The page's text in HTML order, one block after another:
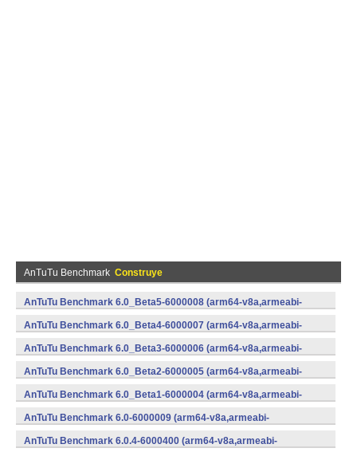
AnTuTu Benchmark Construye
AnTuTu Benchmark 6.0_Beta5-6000008 (arm64-v8a,armeabi-
v7a,x86,x86_64) (Android)
AnTuTu Benchmark 6.0_Beta4-6000007 (arm64-v8a,armeabi-
v7a,x86,x86_64) (Android)
AnTuTu Benchmark 6.0_Beta3-6000006 (arm64-v8a,armeabi-
v7a,x86,x86_64) (Android)
AnTuTu Benchmark 6.0_Beta2-6000005 (arm64-v8a,armeabi-
v7a,x86,x86_64) (Android)
AnTuTu Benchmark 6.0_Beta1-6000004 (arm64-v8a,armeabi-
v7a,x86,x86_64) (Android)
AnTuTu Benchmark 6.0-6000009 (arm64-v8a,armeabi-
v7a,x86,x86_64) (Android)
AnTuTu Benchmark 6.0.4-6000400 (arm64-v8a,armeabi-